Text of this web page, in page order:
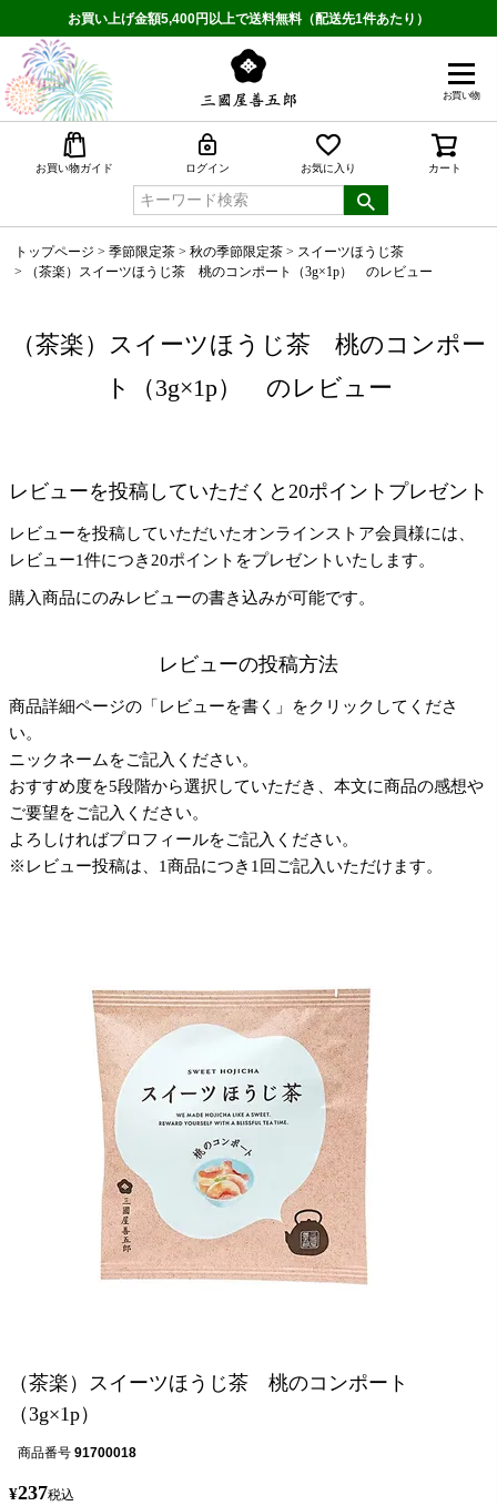
お買い上げ金額5,400円以上で送料無料（配送先1件あたり）
お買い物
お買い物ガイド ログイン お気に入り カート
トップページ 季節限定茶 秋の季節限定茶
スイーツほうじ茶
（茶楽）スイーツほうじ茶 桃のコンポート（3g×1p） のレビュー
（茶楽）スイーツほうじ茶 桃のコンポー
ト（3g×1p） のレビュー
レビューを投稿していただくと20ポイントプレゼント
レビューを投稿していただいたオンラインストア会員様には、
レビュー1件につき20ポイントをプレゼントいたします。
購入商品にのみレビューの書き込みが可能です。
レビューの投稿方法
商品詳細ページの「レビューを書く」をクリックしてくださ
い。
ニックネームをご記入ください。
おすすめ度を5段階から選択していただき、本文に商品の感想や
ご要望をご記入ください。
よろしければプロフィールをご記入ください。
※レビュー投稿は、1商品につき1回ご記入いただけます。
（茶楽）スイーツほうじ茶 桃のコンポート
（3g×1p）
商品番号 91700018
¥237税込